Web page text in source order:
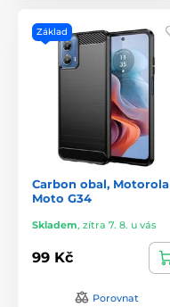
Základ
Carbon obal, Motorola
Moto G34
Skladem, zítra 7. 8. u vás
99 Kč
Porovnat